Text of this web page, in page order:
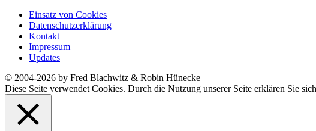
Einsatz von Cookies
Datenschutzerklärung
Kontakt
Impressum
Updates
© 2004-2026 by Fred Blachwitz & Robin Hünecke
Diese Seite verwendet Cookies. Durch die Nutzung unserer Seite erklären Sie